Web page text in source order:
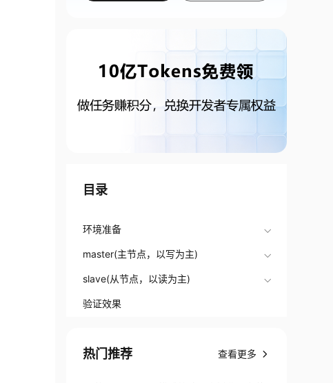
目录
环境准备
master(主节点，以写为主)
slave(从节点，以读为主)
验证效果
热门推荐 查看更多